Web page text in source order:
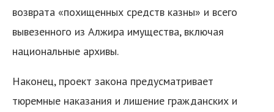
возврата «похищенных средств казны» и всего
вывезенного из Алжира имущества, включая
национальные архивы.
Наконец, проект закона предусматривает
тюремные наказания и лишение гражданских и